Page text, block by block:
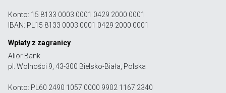
Konto: 15 8133 0003 0001 0429 2000 0001
IBAN: PL15 8133 0003 0001 0429 2000 0001
Wpłaty z zagranicy
Alior Bank
pl. Wolności 9, 43-300 Bielsko-Biała, Polska
Konto: PL60 2490 1057 0000 9902 1167 2340